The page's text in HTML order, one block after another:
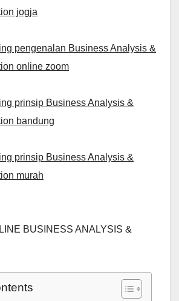
jogja
pengenalan Business Analysis &
online zoom
prinsip Business Analysis &
bandung
prinsip Business Analysis &
murah
BUSINESS ANALYSIS &